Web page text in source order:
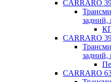
CARRARO
задний,
CARRARO
задний,
CARRARO